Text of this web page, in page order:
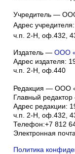
Учредитель —
Адрес
ч.п. 2-Н, оф.432,
Издатель — ООО
Адрес издателя:
ч.п. 2-Н, оф.440
Редакция — ООО
Главный
Адрес редакции:
ч.п. 2-Н, оф.432,
Телефон:+7 812
Электронная
Политика